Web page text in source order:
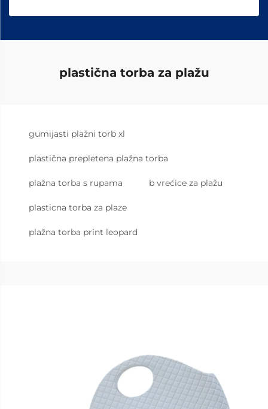
plastična torba za plažu
gumijasti plažni torb xl
plastična prepletena plažna torba
plažna torba s rupama b vrećice za plažu
plasticna torba za plaze
plažna torba print leopard